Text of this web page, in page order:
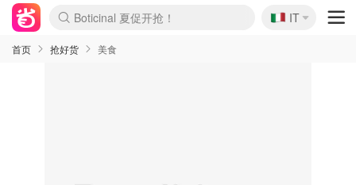
4折！lulu周四疯狂上新
速领！Stanley独家85折
Zalando 奥莱闪促！每日更新
🇮🇹
IT
首页 抢好货 美食